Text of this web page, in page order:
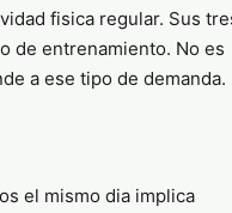
fisica regular. Sus
de entrenamiento. No es
a ese tipo de demanda.
el mismo dia implica